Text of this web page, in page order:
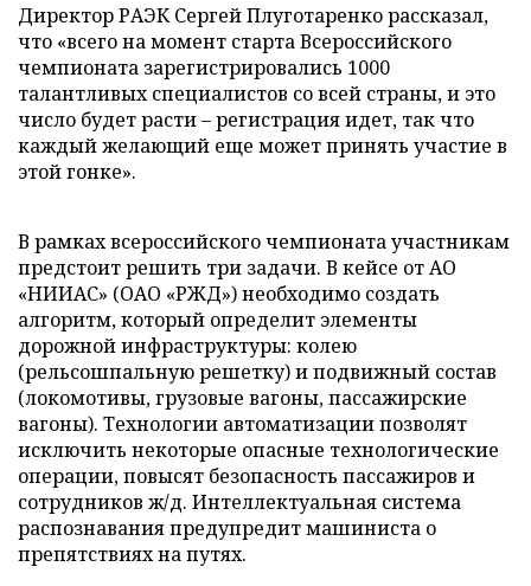
Директор РАЭК Сергей Плуготаренко рассказал,
что «всего на момент старта Всероссийского
чемпионата зарегистрировались 1000
талантливых специалистов со всей страны, и это
число будет расти – регистрация идет, так что
каждый желающий еще может принять участие в
этой гонке».
В рамках всероссийского чемпионата участникам
предстоит решить три задачи. В кейсе от АО
«НИИАС» (ОАО «РЖД») необходимо создать
алгоритм, который определит элементы
дорожной инфраструктуры: колею
(рельсошпальную решетку) и подвижный состав
(локомотивы, грузовые вагоны, пассажирские
вагоны). Технологии автоматизации позволят
исключить некоторые опасные технологические
операции, повысят безопасность пассажиров и
сотрудников ж/д. Интеллектуальная система
распознавания предупредит машиниста о
препятствиях на путях.